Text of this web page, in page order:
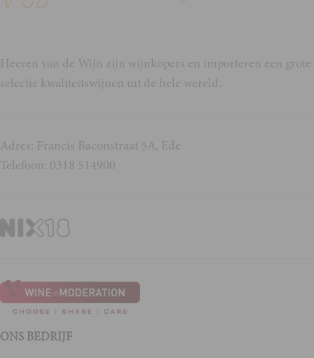
Heeren van de Wijn zijn wijnkopers en importeren een grote
selectie kwaliteitswijnen uit de hele wereld.
Adres: Francis Baconstraat 5A, Ede
Telefoon: 0318 514900
ONS BEDRIJF